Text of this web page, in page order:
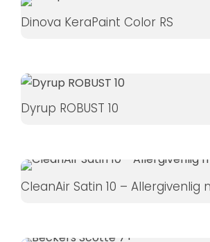
Dinova KeraPaint Color RS
Dyrup ROBUST 10
CleanAir Satin 10 – Allergivenlig